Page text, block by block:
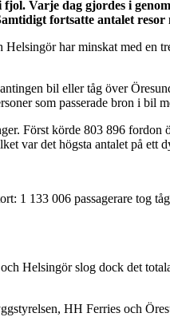
Varje dag gjordes i
fortsatte antalet
har minskat med en
bil eller tåg över
som passerade bron i bil
Först körde 803 896
var det högsta antalet på ett
1 133 006 passagerare tog
Helsingör slog dock det
HH Ferries och